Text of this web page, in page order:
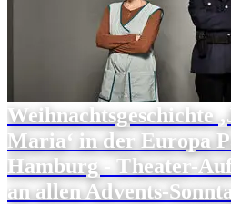
Weihnachtsgeschichte
Maria‘ in der Europa
Hamburg - Theater-
an allen Advents-